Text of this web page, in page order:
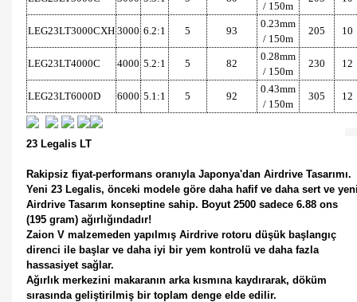
/ 150m
LEG23LT3000CXH 3000 6.2:1 5 93
0.23mm
/ 150m
205 10
LEG23LT4000C 4000 5.2:1 5 82
0.28mm
/ 150m
230 12
LEG23LT6000D 6000 5.1:1 5 92
0.43mm
/ 150m
305 12
23 Legalis LT
Rakipsiz fiyat-performans oranıyla Japonya'dan Airdrive Tasarımı.
Yeni 23 Legalis, önceki modele göre daha hafif ve daha sert ve
Airdrive Tasarım konseptine sahip. Boyut 2500 sadece 6.88 ons
(195 gram) ağırlığındadır!
Zaion V malzemeden yapılmış Airdrive rotoru düşük başlangıç
direnci ile başlar ve daha iyi bir yem kontrolü ve daha fazla
hassasiyet sağlar.
Ağırlık merkezini makaranın arka kısmına kaydırarak, döküm
sırasında geliştirilmiş bir toplam denge elde edilir.